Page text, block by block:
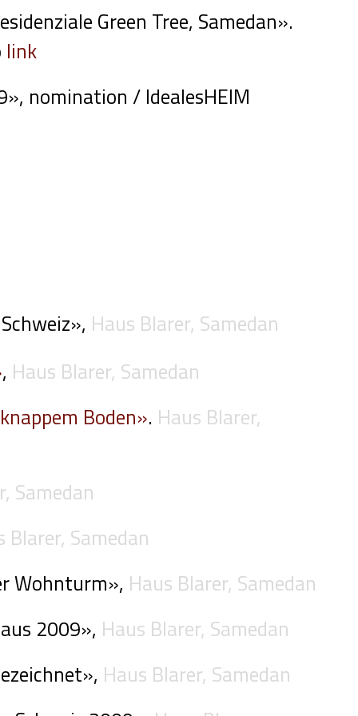
Green Tree, Samedan».
link
nomination / IdealesHEIM
Haus Blarer, Samedan
, Haus Blarer, Samedan
Boden». Haus Blarer,
Samedan
Blarer, Samedan
Wohnturm», Haus Blarer, Samedan
2009», Haus Blarer, Samedan
Haus Blarer, Samedan